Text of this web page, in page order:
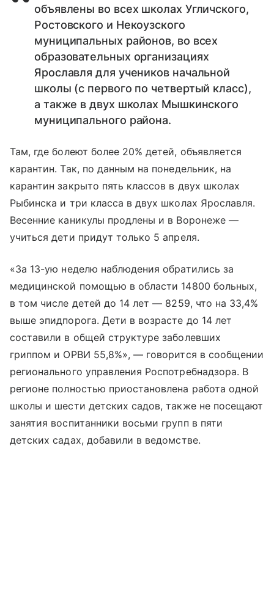
объявлены во всех школах Угличского,
Ростовского и Некоузского
муниципальных районов, во всех
образовательных организациях
Ярославля для учеников начальной
школы (с первого по четвертый класс),
а также в двух школах Мышкинского
муниципального района.
Там, где болеют более 20% детей, объявляется
карантин. Так, по данным на понедельник, на
карантин закрыто пять классов в двух школах
Рыбинска и три класса в двух школах Ярославля.
Весенние каникулы продлены и в Воронеже —
учиться дети придут только 5 апреля.
«За 13-ую неделю наблюдения обратились за
медицинской помощью в области 14800 больных,
в том числе детей до 14 лет — 8259, что на 33,4%
выше эпидпорога. Дети в возрасте до 14 лет
составили в общей структуре заболевших
гриппом и ОРВИ 55,8%», — говорится в сообщении
регионального управления Роспотребнадзора. В
регионе полностью приостановлена работа одной
школы и шести детских садов, также не посещают
занятия воспитанники восьми групп в пяти
детских садах, добавили в ведомстве.